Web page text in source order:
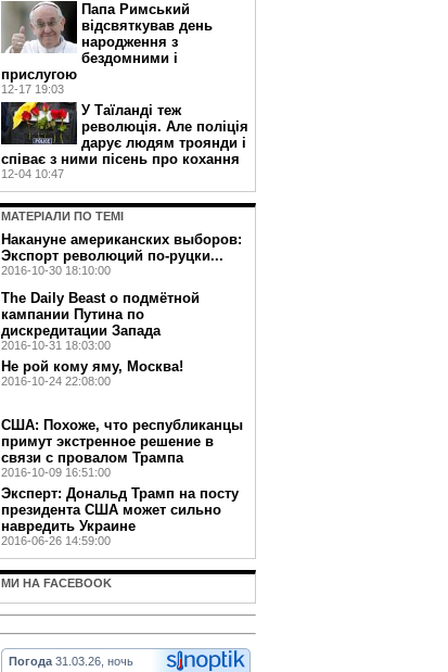
Папа Римський
відсвяткував день
народження з
бездомними і
прислугою
12-17 19:03
У Таїланді теж
революція. Але поліція
дарує людям троянди і
співає з ними пісень про кохання
12-04 10:47
МАТЕРIАЛИ ПО ТЕМI
Накануне американских выборов:
Экспорт революций по-руцки...
2016-10-30 18:10:00
The Daily Beast о подмётной
кампании Путина по
дискредитации Запада
2016-10-31 18:03:00
Не рой кому яму, Москва!
2016-10-24 22:08:00
США: Похоже, что республиканцы
примут экстренное решение в
связи с провалом Трампа
2016-10-09 16:51:00
Эксперт: Дональд Трамп на посту
президента США может сильно
навредить Украине
2016-06-26 14:59:00
МИ НА FACEBOOK
Погода 31.03.26, ночь